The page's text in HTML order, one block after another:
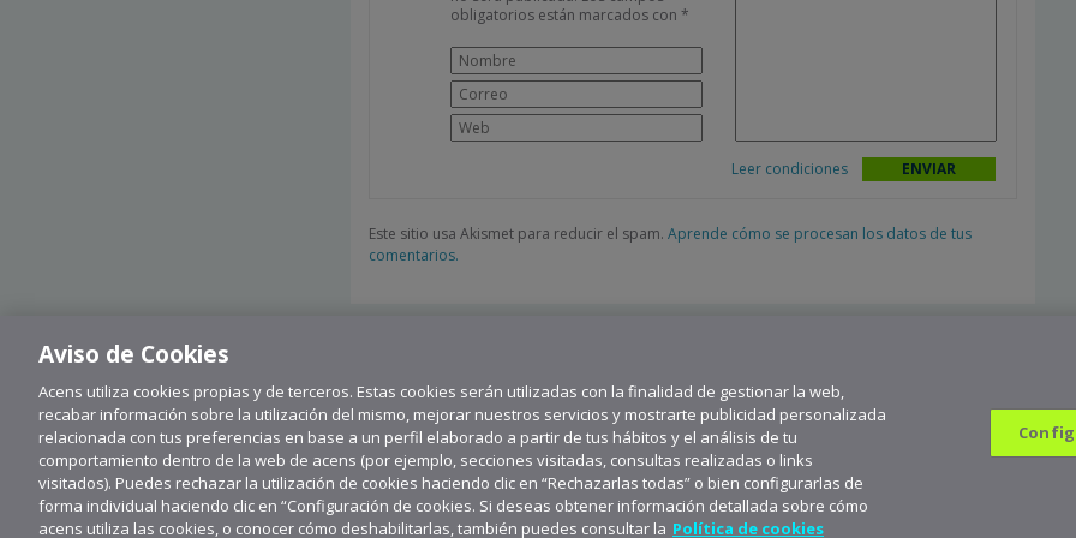
obligatorios están marcados con *
Leer condiciones
Este sitio usa Akismet para reducir el spam. Aprende cómo se procesan los datos de tus
comentarios.
Suscríbete a aceNews para mantenerte a la última
Aviso de Cookies
Acens utiliza cookies propias y de terceros. Estas cookies serán utilizadas con la finalidad de gestionar la web,
recabar información sobre la utilización del mismo, mejorar nuestros servicios y mostrarte publicidad personalizada
relacionada con tus preferencias en base a un perfil elaborado a partir de tus hábitos y el análisis de tu
comportamiento dentro de la web de acens (por ejemplo, secciones visitadas, consultas realizadas o links
visitados). Puedes rechazar la utilización de cookies haciendo clic en “Rechazarlas todas” o bien configurarlas de
forma individual haciendo clic en “Configuración de cookies. Si deseas obtener información detallada sobre cómo
acens utiliza las cookies, o conocer cómo deshabilitarlas, también puedes consultar la Política de cookies